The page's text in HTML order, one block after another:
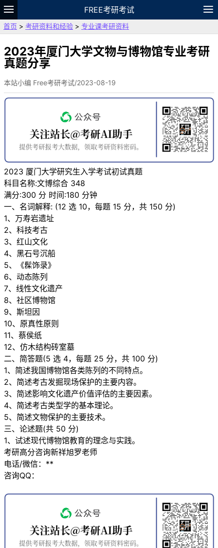
FREE考研考试
题库
故事 专题 APP
VIP
资料
首页 > 考研资料和经验 > 专业课考研资料
2023年厦门大学文物与博物馆专业考研
真题分享
本站小编 Free考研考试/2023-08-19
2023 厦门大学研究生入学考试初试真题
科目名称:文博综合 348
满分:300 分 时间:180 分钟
一、名词解释: (12 选 10，每题 15 分，共 150 分)
1、万寿岩遗址
2、科技考古
3、红山文化
4、黑石号沉船
5、《髹饰录》
6、动态陈列
7、线性文化遗产
8、社区博物馆
9、斯坦因
10、原真性原则
11、蔡侯纸
12、仿木结构砖室墓
二、简答题(5 选 4，每题 25 分，共 100 分)
1、简述我国博物馆各类陈列的不同特点。
2、简述考古发掘现场保护的主要内容。
3、简述影响文化遗产价值评估的主要因素。
4、简述考古类型学的基本理论。
5、简述文物保护的主要技术。
三、论述题(共 50 分)
1、试述现代博物馆教育的理念与实践。
考研高分咨询新祥旭罗老师
电话/微信：**
咨询QQ：